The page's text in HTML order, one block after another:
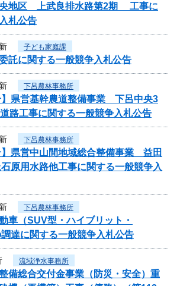
地区 上武良排水路第2期 工事に
札公告
子ども家庭課
託に関する一般競争入札公告
下呂農林事務所
】県営基幹農道整備事業 下呂中央3
路工事に関する一般競争入札公告
下呂農林事務所
】県営中山間地域総合整備事業 益田
原用水路他工事に関する一般競争入
下呂農林事務所
車（SUV型・ハイブリット・
達に関する一般競争入札公告
流域浄水事務所
備総合交付金事業（防災・安全）重